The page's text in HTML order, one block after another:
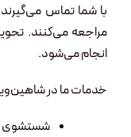
با شما تماس
مراجعه می‌کنند.
انجام می‌شود.
خدمات ما در